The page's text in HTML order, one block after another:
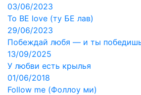
03/06/2023
To BE love (ту БЕ лав)
29/06/2023
Побеждай любя — и ты
13/09/2025
У любви есть крылья
01/06/2018
Follow me (Фоллоу ми)